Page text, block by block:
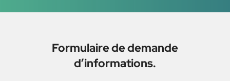
Formulaire de demande
d’informations.